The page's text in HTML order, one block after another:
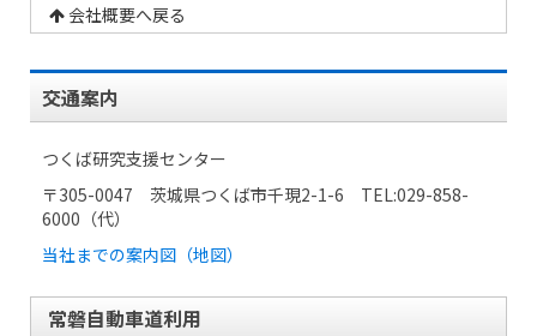
会社概要へ戻る
交通案内
つくば研究支援センター
〒305-0047 茨城県つくば市千現2-1-6 TEL:029-858-
6000（代）
当社までの案内図（地図）
常磐自動車道利用